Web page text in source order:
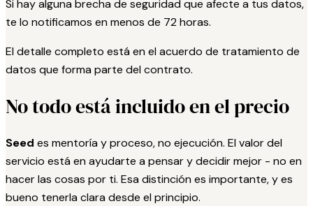
Si hay alguna brecha de seguridad que afecte a tus datos,
te lo notificamos en menos de 72 horas.
El detalle completo está en el acuerdo de tratamiento de
datos que forma parte del contrato.
No todo está incluido en el precio
Seed es mentoría y proceso, no ejecución. El valor del
servicio está en ayudarte a pensar y decidir mejor - no en
hacer las cosas por ti. Esa distinción es importante, y es
bueno tenerla clara desde el principio.